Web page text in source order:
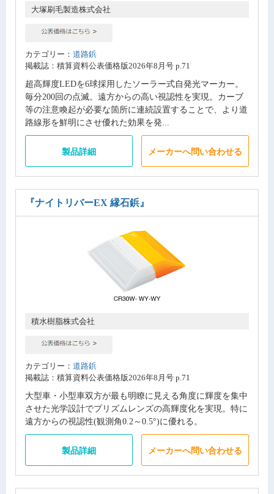
大塚刷毛製造株式会社
カテゴリー： 道路鋲
掲載誌：積算資料公表価格版2026年8月号 p.71
超高輝度LEDを6球採用したソーラー式自発光マーカー。
毎分200回の点滅。遠方からの高い視認性を実現。カーブ
等の注意喚起が必要な箇所に連続設置することで、より道
路線形を鮮明にさせ優れた効果を発...
製品詳細 メーカーへ問い合わせる
『ナイトリバーEX 縁石鋲』
積水樹脂株式会社
カテゴリー： 道路鋲
掲載誌：積算資料公表価格版2026年8月号 p.71
大型車・小型車双方が最も明瞭に見える角度に輝度を集中
させた光学設計でプリズムレンズの高輝度化を実現。特に
遠方からの視認性(観測角0.2～0.5°)に優れる。
製品詳細 メーカーへ問い合わせる